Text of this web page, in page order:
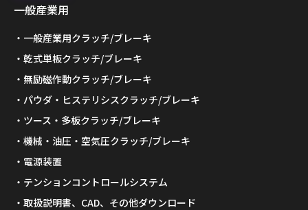
一般産業用
一般産業用クラッチ/ブレーキ
乾式単板クラッチ/ブレーキ
無励磁作動クラッチ/ブレーキ
パウダ・ヒステリシスクラッチ/ブレーキ
ツース・多板クラッチ/ブレーキ
機械・油圧・空気圧クラッチ/ブレーキ
電源装置
テンションコントロールシステム
取扱説明書、CAD、その他ダウンロード